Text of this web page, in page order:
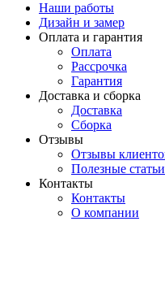
Наши работы
Дизайн и замер
Оплата и гарантия
Оплата
Рассрочка
Гарантия
Доставка и сборка
Доставка
Сборка
Отзывы
Отзывы
Полезные статьи
Контакты
Контакты
О компании